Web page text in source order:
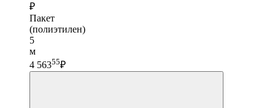
₽
Пакет
(полиэтилен)
5
м
4 56355₽